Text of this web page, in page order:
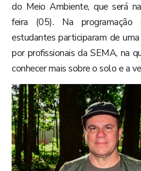
do Meio Ambiente, que será
feira (05). Na programação
estudantes participaram de
por profissionais da SEMA, na
conhecer mais sobre o solo e a